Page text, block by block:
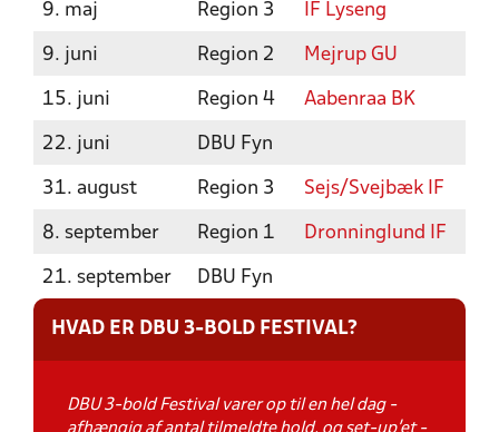
9. maj Region 3 IF Lyseng
9. juni Region 2 Mejrup GU
15. juni Region 4 Aabenraa BK
22. juni DBU Fyn
31. august Region 3 Sejs/Svejbæk IF
8. september Region 1 Dronninglund IF
21. september DBU Fyn
HVAD ER DBU 3-BOLD FESTIVAL?
DBU 3-bold Festival varer op til en hel dag -